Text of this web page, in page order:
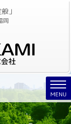
」
岡
MENU